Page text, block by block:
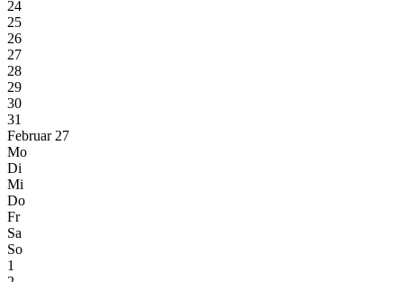
24
25
26
27
28
29
30
31
Februar 27
Mo
Di
Mi
Do
Fr
Sa
So
1